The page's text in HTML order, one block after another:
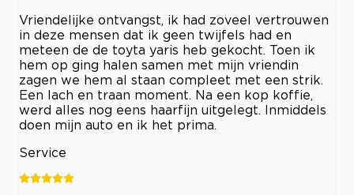
Vriendelijke ontvangst, ik had zoveel vertrouwen
in deze mensen dat ik geen twijfels had en
meteen de de toyta yaris heb gekocht. Toen ik
hem op ging halen samen met mijn vriendin
zagen we hem al staan compleet met een strik.
Een lach en traan moment. Na een kop koffie,
werd alles nog eens haarfijn uitgelegt. Inmiddels
doen mijn auto en ik het prima.
Service